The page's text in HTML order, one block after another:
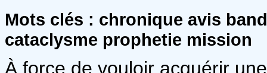
Mots clés : chronique avis
cataclysme prophetie mission
À force de vouloir acquérir